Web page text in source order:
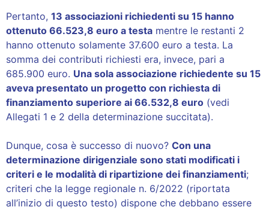
Pertanto, 13 associazioni richiedenti su 15 hanno
ottenuto 66.523,8 euro a testa mentre le restanti 2
hanno ottenuto solamente 37.600 euro a testa. La
somma dei contributi richiesti era, invece, pari a
685.900 euro. Una sola associazione richiedente su 15
aveva presentato un progetto con richiesta di
finanziamento superiore ai 66.532,8 euro (vedi
Allegati 1 e 2 della determinazione succitata).
Dunque, cosa è successo di nuovo? Con una
determinazione dirigenziale sono stati modificati i
criteri e le modalità di ripartizione dei finanziamenti;
criteri che la legge regionale n. 6/2022 (riportata
all’inizio di questo testo) dispone che debbano essere